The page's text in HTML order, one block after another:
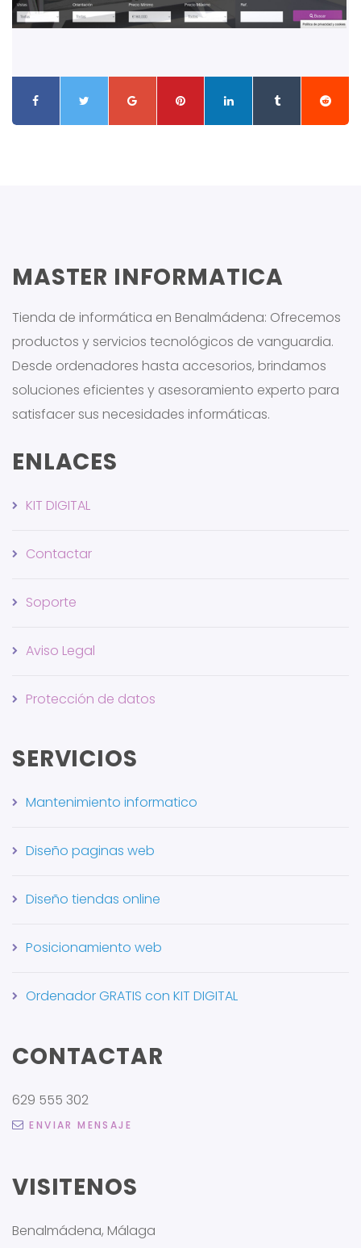
MASTER INFORMATICA
Tienda de informática en Benalmádena: Ofrecemos
productos y servicios tecnológicos de vanguardia.
Desde ordenadores hasta accesorios, brindamos
soluciones eficientes y asesoramiento experto para
satisfacer sus necesidades informáticas.
ENLACES
KIT DIGITAL
Contactar
Soporte
Aviso Legal
Protección de datos
SERVICIOS
Mantenimiento informatico
Diseño paginas web
Diseño tiendas online
Posicionamiento web
Ordenador GRATIS con KIT DIGITAL
CONTACTAR
629 555 302
ENVIAR MENSAJE
VISITENOS
Benalmádena, Málaga